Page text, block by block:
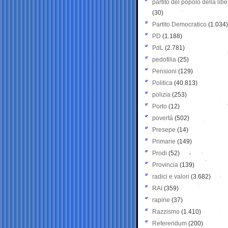
partito del popolo della
(30)
Partito Democratico (1.034)
PD (1.188)
PdL (2.781)
pedofilia (25)
Pensioni (129)
Politica (40.813)
polizia (253)
Porto (12)
povertà (502)
Presepe (14)
Primarie (149)
Prodi (52)
Provincia (139)
radici e valori (3.682)
RAI (359)
rapine (37)
Razzismo (1.410)
Referendum (200)